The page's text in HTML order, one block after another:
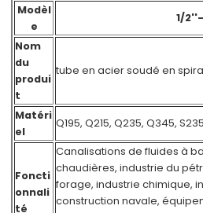
Modèl
e
1/
Nom
du
produi
t
tube en acier soudé en
Matéri
el
Q195, Q215, Q235, Q345,
Foncti
onnali
té
Canalisations de fluides à
chaudières, industrie du
forage, industrie chimique,
construction navale,